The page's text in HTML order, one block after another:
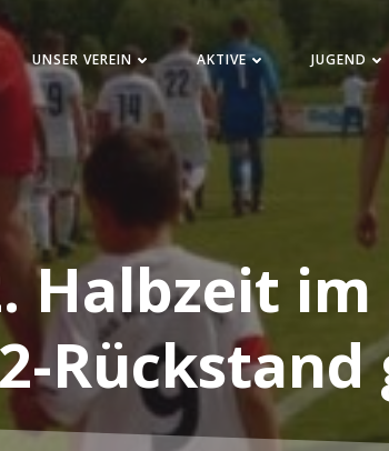
UNSER VEREIN AKTIVE JUGEND
Halbzeit